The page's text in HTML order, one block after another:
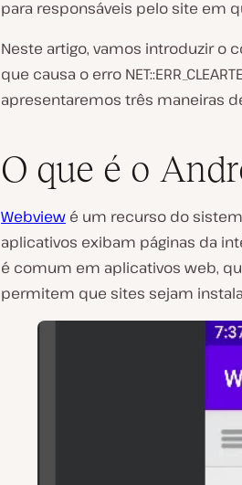
para responsáveis pelo site em
Neste artigo, vamos introduzir o
que causa o erro
apresentaremos três maneiras
O que é o
Webview é um recurso do
aplicativos exibam páginas da
é comum em aplicativos web,
permitem que sites sejam